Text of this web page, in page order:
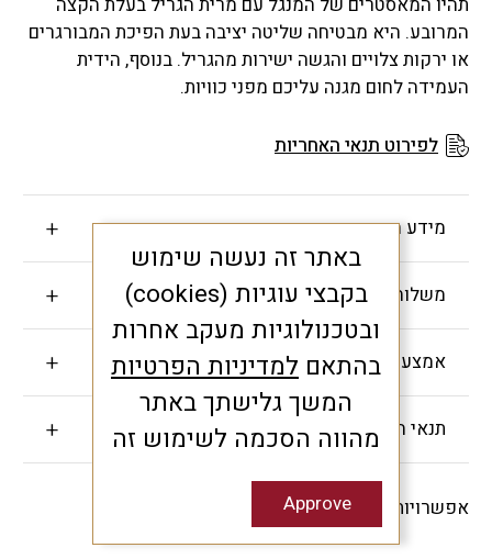
המרובע. היא מבטיחה שליטה יציבה בעת הפיכת המבורגרים
או ירקות צלויים והגשה ישירות מהגריל. בנוסף, הידית
העמידה לחום מגנה עליכם מפני כוויות.
לפירוט תנאי האחריות
מידע חשוב
משלוחים והחזרות
אמצעי תשלום
תנאי האחריות
אפשרויות שיתוף -
באתר זה נעשה שימוש
בקבצי עוגיות (cookies)
ובטכנולוגיות מעקב אחרות
בהתאם למדיניות הפרטיות
המשך גלישתך באתר
מהווה הסכמה לשימוש זה
Approve